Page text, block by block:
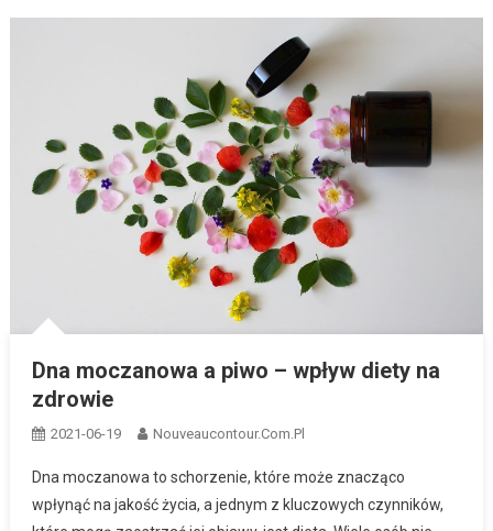
Dna moczanowa a piwo – wpływ diety na
zdrowie
2021-06-19 Nouveaucontour.com.pl
Dna moczanowa to schorzenie, które może znacząco
wpłynąć na jakość życia, a jednym z kluczowych czynników,